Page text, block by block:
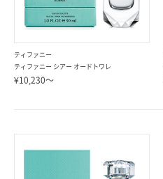
ティファニー
ティファニー シアー オードトワレ
¥10,230～